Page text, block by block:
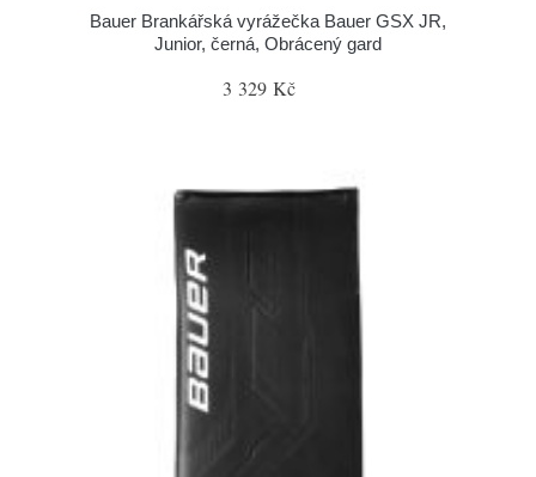
Bauer Brankářská vyrážečka Bauer GSX JR,
Junior, černá, Obrácený gard
3 329 Kč